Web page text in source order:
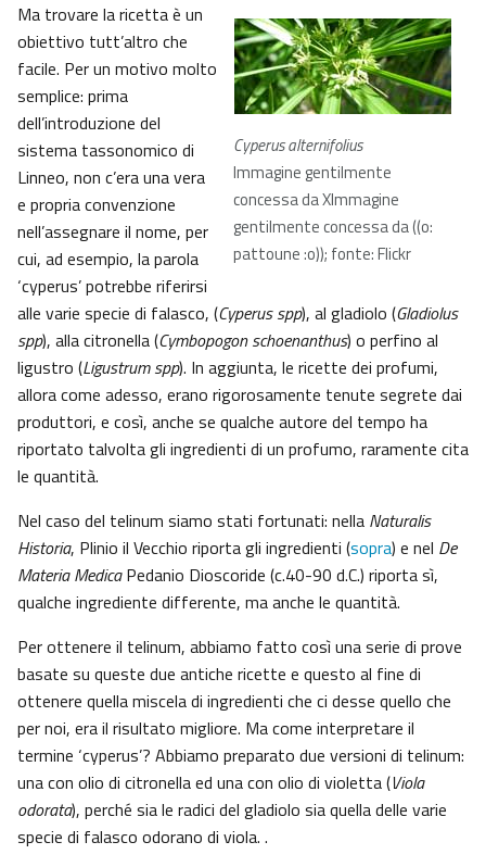
Cyperus alternifolius
Immagine gentilmente
concessa da XImmagine
gentilmente concessa da ((o:
pattoune :o)); fonte: Flickr
Ma trovare la ricetta è un
obiettivo tutt’altro che
facile. Per un motivo molto
semplice: prima
dell’introduzione del
sistema tassonomico di
Linneo, non c’era una vera
e propria convenzione
nell’assegnare il nome, per
cui, ad esempio, la parola
‘cyperus’ potrebbe riferirsi
alle varie specie di falasco, (Cyperus spp), al gladiolo (Gladiolus
spp), alla citronella (Cymbopogon schoenanthus) o perfino al
ligustro (Ligustrum spp). In aggiunta, le ricette dei profumi,
allora come adesso, erano rigorosamente tenute segrete dai
produttori, e così, anche se qualche autore del tempo ha
riportato talvolta gli ingredienti di un profumo, raramente cita
le quantità.
Nel caso del telinum siamo stati fortunati: nella Naturalis
Historia, Plinio il Vecchio riporta gli ingredienti (sopra) e nel De
Materia MedicaPedanio Dioscoride (c.40-90 d.C.) riporta sì,
qualche ingrediente differente, ma anche le quantità.
Per ottenere il telinum, abbiamo fatto così una serie di prove
basate su queste due antiche ricette e questo al fine di
ottenere quella miscela di ingredienti che ci desse quello che
per noi, era il risultato migliore. Ma come interpretare il
termine ‘cyperus’? Abbiamo preparato due versioni di telinum:
una con olio di citronella ed una con olio di violetta (Viola
odorata), perché sia le radici del gladiolo sia quella delle varie
specie di falasco odorano di viola. .